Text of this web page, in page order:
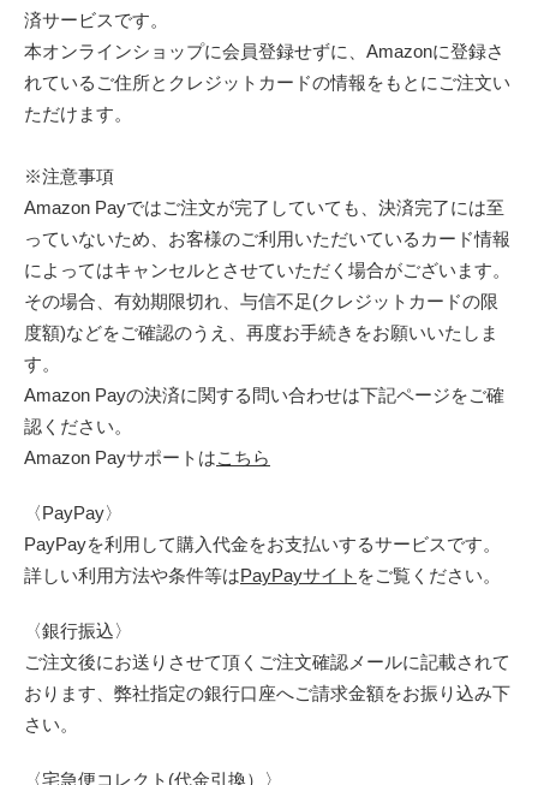
済サービスです。
本オンラインショップに会員登録せずに、Amazonに登録さ
れているご住所とクレジットカードの情報をもとにご注文い
ただけます。
※注意事項
Amazon Payではご注文が完了していても、決済完了には至
っていないため、お客様のご利用いただいているカード情報
によってはキャンセルとさせていただく場合がございます。
その場合、有効期限切れ、与信不足(クレジットカードの限
度額)などをご確認のうえ、再度お手続きをお願いいたしま
す。
Amazon Payの決済に関する問い合わせは下記ページをご確
認ください。
Amazon Payサポートはこちら
〈PayPay〉
PayPayを利用して購入代金をお支払いするサービスです。
詳しい利用方法や条件等はPayPayサイト をご覧ください。
〈銀行振込〉
ご注文後にお送りさせて頂くご注文確認メールに記載されて
おります、弊社指定の銀行口座へご請求金額をお振り込み下
さい。
〈宅急便コレクト(代金引換）〉